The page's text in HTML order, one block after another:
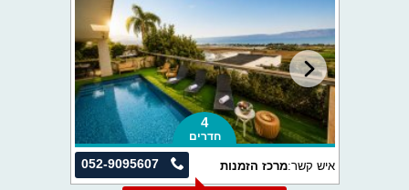
4
חדרים
052-9095607 איש קשר:מרכז הזמנות